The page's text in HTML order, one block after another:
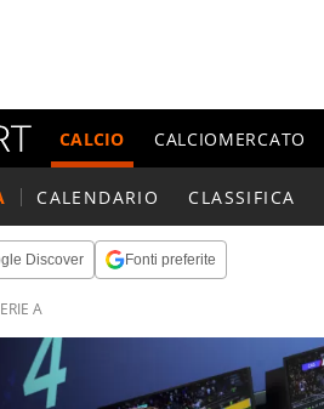
CALCIO CALCIOMERCATO
CALENDARIO CLASSIFICA
Discover Fonti preferite
A